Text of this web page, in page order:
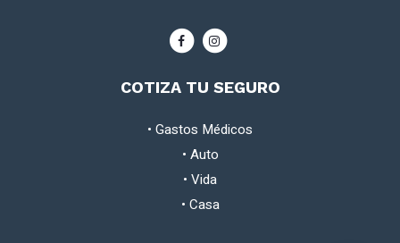
COTIZA TU SEGURO
• Gastos Médicos
• Auto
• Vida
• Casa